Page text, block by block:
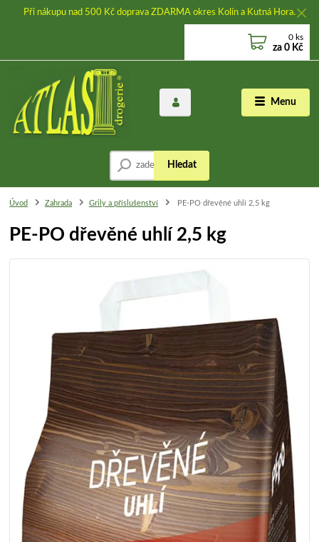
Při nákupu nad 500 Kč doprava ZDARMA okres Kolín a Kutná Hora.
Menu
Hledat
0 ks
za 0 Kč
Úvod Zahrada Grily a příslušenství PE-PO dřevěné uhlí 2,5 kg
PE-PO dřevěné uhlí 2,5 kg